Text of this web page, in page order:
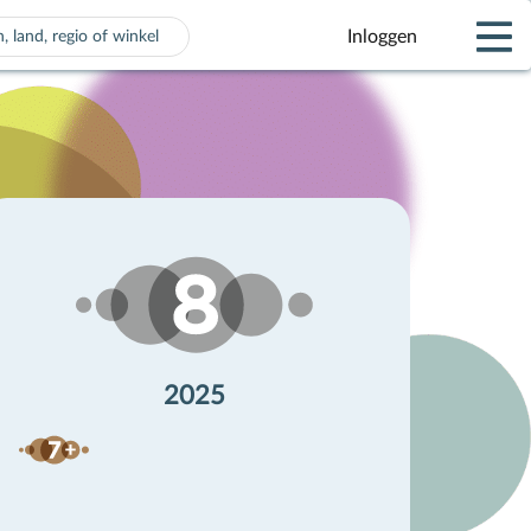
automatisch aanvullen beschikbaar zijn, gebruik de pijlen
Inloggen
2025